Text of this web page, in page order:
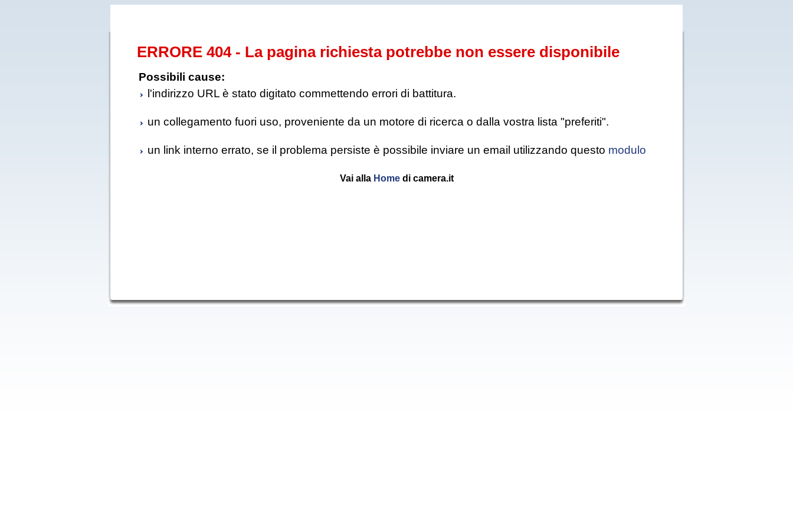
ERRORE 404 - La pagina richiesta potrebbe non essere disponibile
Possibili cause:
l'indirizzo URL è stato digitato commettendo errori di battitura.
un collegamento fuori uso, proveniente da un motore di ricerca o dalla vostra lista "preferiti".
un link interno errato, se il problema persiste è possibile inviare un email utilizzando questo modulo
Vai alla Homedi camera.it